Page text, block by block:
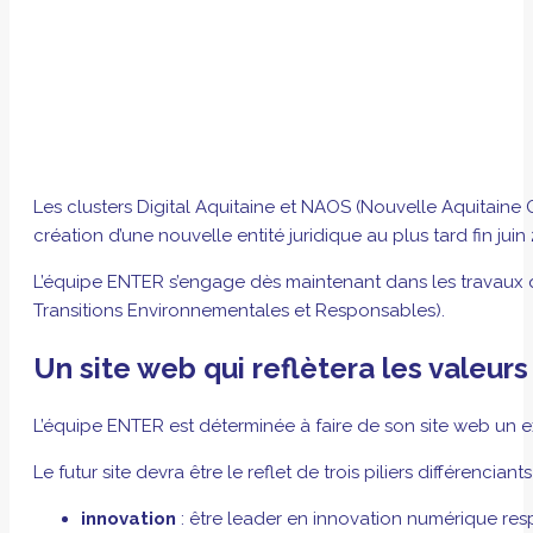
Les clusters Digital Aquitaine et NAOS (Nouvelle
création d’une nouvelle entité juridique au plus tard fin juin
L’équipe ENTER s’engage dès maintenant dans les
Transitions Environnementales et Responsables).
Un site web qui reflètera les
L’équipe ENTER est déterminée à faire de son site web
Le futur site devra être le reflet de trois piliers
innovation : être leader en innovation numérique